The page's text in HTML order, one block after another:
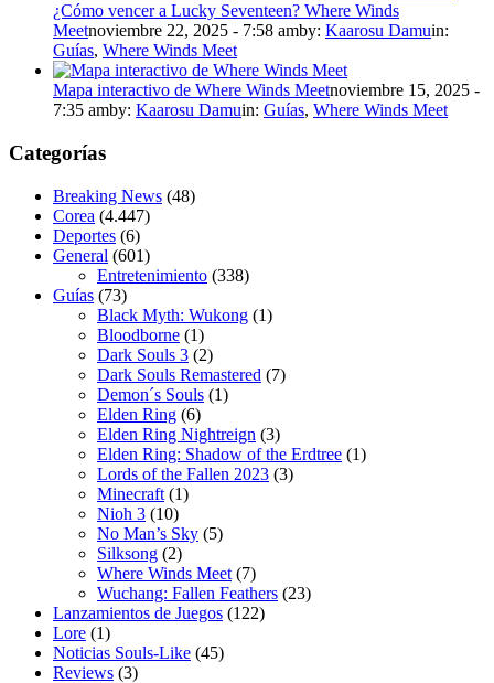
¿Cómo vencer a Lucky Seventeen? Where Winds
Meetnoviembre 22, 2025 - 7:58 amby: Kaarosu Damuin:
Guías, Where Winds Meet
Mapa interactivo de Where Winds Meetnoviembre 15, 2025 -
7:35 amby: Kaarosu Damuin: Guías, Where Winds Meet
Categorías
Breaking News (48)
Corea (4.447)
Deportes (6)
General (601)
Entretenimiento (338)
Guías (73)
Black Myth: Wukong (1)
Bloodborne (1)
Dark Souls 3 (2)
Dark Souls Remastered (7)
Demon´s Souls (1)
Elden Ring (6)
Elden Ring Nightreign (3)
Elden Ring: Shadow of the Erdtree (1)
Lords of the Fallen 2023 (3)
Minecraft (1)
Nioh 3 (10)
No Man’s Sky (5)
Silksong (2)
Where Winds Meet (7)
Wuchang: Fallen Feathers (23)
Lanzamientos de Juegos (122)
Lore (1)
Noticias Souls-Like (45)
Reviews (3)